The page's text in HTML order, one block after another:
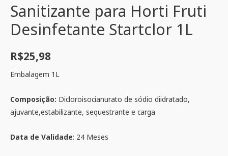
Sanitizante para Horti Fruti
Desinfetante Startclor 1L
R$25,98
Embalagem 1L
Composição: Dicloroisocianurato de sódio diidratado,
ajuvante,estabilizante, sequestrante e carga
Data de Validade: 24 Meses